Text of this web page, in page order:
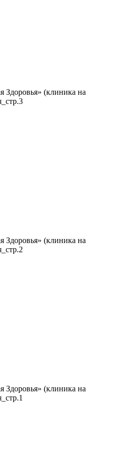
(клиника на
(клиника на
(клиника на